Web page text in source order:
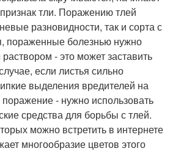
тли. Поражению тлей
разновидности, так и сорта с
пораженные болезнью нужно
- это может заставить
если листья сильно
выделения вредителей на
поражение - нужно использовать
средства для борьбы с тлей.
можно встретить в интернете
многообразие цветов этого